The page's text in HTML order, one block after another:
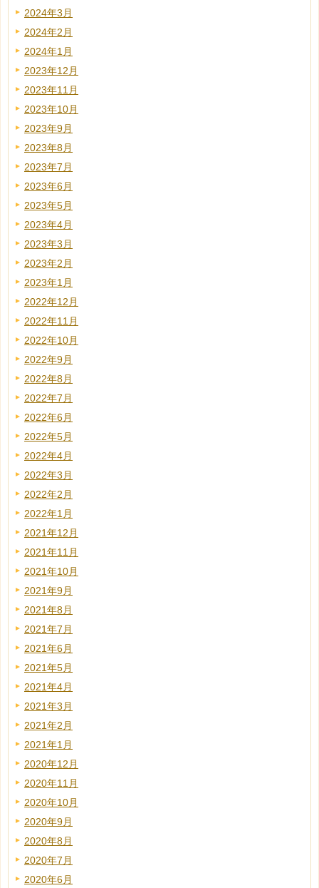
2024年3月
2024年2月
2024年1月
2023年12月
2023年11月
2023年10月
2023年9月
2023年8月
2023年7月
2023年6月
2023年5月
2023年4月
2023年3月
2023年2月
2023年1月
2022年12月
2022年11月
2022年10月
2022年9月
2022年8月
2022年7月
2022年6月
2022年5月
2022年4月
2022年3月
2022年2月
2022年1月
2021年12月
2021年11月
2021年10月
2021年9月
2021年8月
2021年7月
2021年6月
2021年5月
2021年4月
2021年3月
2021年2月
2021年1月
2020年12月
2020年11月
2020年10月
2020年9月
2020年8月
2020年7月
2020年6月